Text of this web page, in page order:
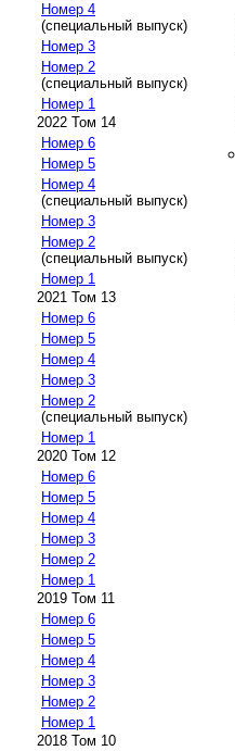
Номер 4
(специальный выпуск)
Номер 3
Номер 2
(специальный выпуск)
Номер 1
2022 Том 14
Номер 6
Номер 5
Номер 4
(специальный выпуск)
Номер 3
Номер 2
(специальный выпуск)
Номер 1
2021 Том 13
Номер 6
Номер 5
Номер 4
Номер 3
Номер 2
(специальный выпуск)
Номер 1
2020 Том 12
Номер 6
Номер 5
Номер 4
Номер 3
Номер 2
Номер 1
2019 Том 11
Номер 6
Номер 5
Номер 4
Номер 3
Номер 2
Номер 1
2018 Том 10